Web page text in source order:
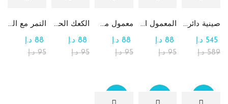
صينية دائرية كبيرة جداً من الشوكولاتة والرهش
589 د.إ
545 د.إ
المعمول التقليدي بالتمر
95 د.إ
88 د.إ
معمول من القمح الكامل بدون سكر
95 د.إ
88 د.إ
الكعك الحساوي بالتمر
95 د.إ
88 د.إ
التمر مع الطحينة (التمريه)
95 د.إ
88 د.إ